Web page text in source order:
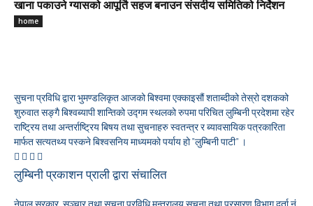
खाना पकाउने ग्यासको आपूर्ति सहज बनाउन संसदीय समितिको निर्देशन
home
सुचना प्रविधि द्वारा भुमण्डलिकृत आजको बिश्वमा एक्काइसौं शताब्दीको तेस्रो दशकको
शुरुवात सङ्गै बिश्वब्यापी शान्तिको उद्गम स्थलको रुपमा परिचित लुम्बिनी प्रदेशमा रहेर
राष्ट्रिय तथा अन्तर्राष्ट्रिय बिषय तथा सुचनाहरु स्वतन्त्र र ब्यावसायिक पत्रकारिता
मार्फत सत्यतथ्य पस्कने बिश्वसनिय माध्यमको पर्याय हो "लुम्बिनी पाटी" ।
लुम्बिनी प्रकाशन प्राली द्वारा संचालित